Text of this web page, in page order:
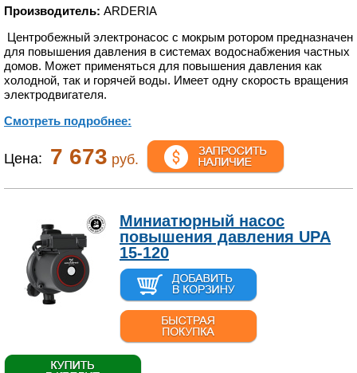
Производитель: ARDERIA
Центробежный электронасос с мокрым ротором предназначен
для повышения давления в системах водоснабжения частных
домов. Может применяться для повышения давления как
холодной, так и горячей воды. Имеет одну скорость вращения
электродвигателя.
Смотреть подробнее:
Цена: 7 673 руб.
Миниатюрный насос
повышения давления UPA
15-120